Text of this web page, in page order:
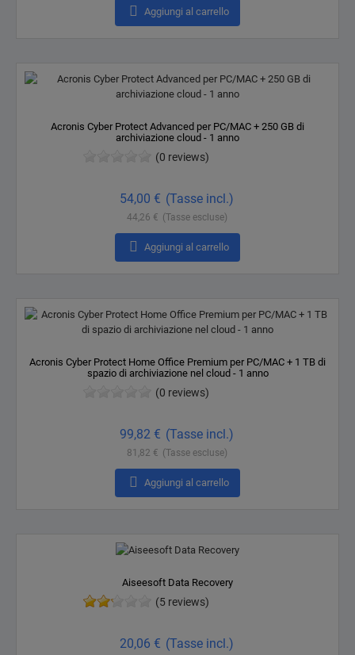
 Aggiungi al carrello
Acronis Cyber ​​Protect Advanced per PC/MAC + 250 GB di
archiviazione cloud - 1 anno
(0 reviews)
54,00 € (Tasse incl.)
44,26 € (Tasse escluse)
 Aggiungi al carrello
Acronis Cyber ​​Protect Home Office Premium per PC/MAC + 1 TB di
spazio di archiviazione nel cloud - 1 anno
(0 reviews)
99,82 € (Tasse incl.)
81,82 € (Tasse escluse)
 Aggiungi al carrello
Aiseesoft Data Recovery
(5 reviews)
20,06 € (Tasse incl.)